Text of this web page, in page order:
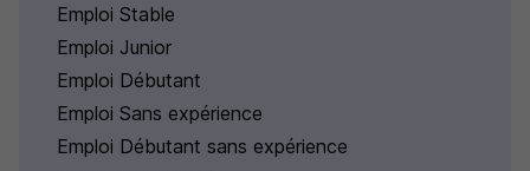
Emploi Stable
Emploi Junior
Emploi Débutant
Emploi Sans expérience
Emploi Débutant sans expérience